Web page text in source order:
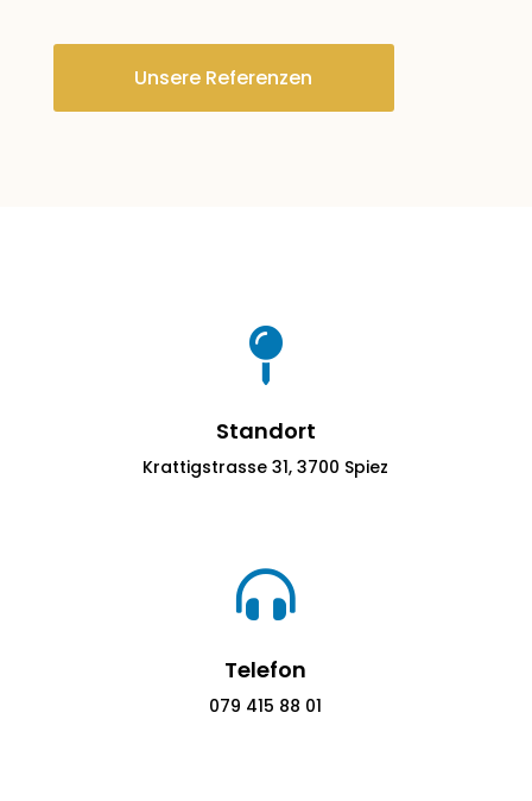
Unsere Referenzen

Standort
Krattigstrasse 31, 3700 Spiez

Telefon
079 415 88 01